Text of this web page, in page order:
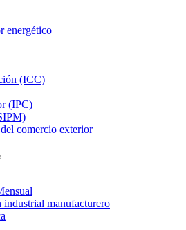
energético
(ICC)
(IPC)
comercio exterior
manufacturero